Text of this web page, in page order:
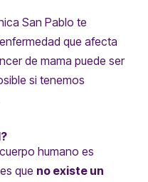
San Pablo te
que afecta
de mama puede ser
si tenemos
humano es
que no existe un